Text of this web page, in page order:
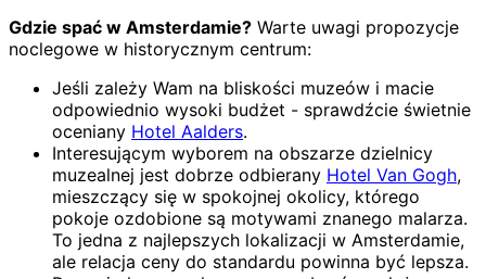
Gdzie spać w Amsterdamie? Warte uwagi propozycje
noclegowe w historycznym centrum:
Jeśli zależy Wam na bliskości muzeów i macie
odpowiednio wysoki budżet - sprawdźcie świetnie
oceniany Hotel Aalders.
Interesującym wyborem na obszarze dzielnicy
muzealnej jest dobrze odbierany Hotel Van Gogh,
mieszczący się w spokojnej okolicy, którego
pokoje ozdobione są motywami znanego malarza.
To jedna z najlepszych lokalizacji w Amsterdamie,
ale relacja ceny do standardu powinna być lepsza.